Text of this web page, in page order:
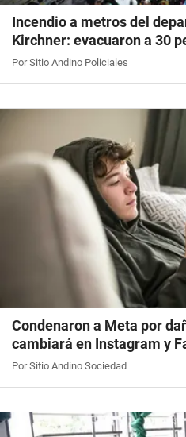
Incendio a metros del
Kirchner: evacuaron a 30
Por Sitio Andino Policiales
Condenaron a Meta por
cambiará en Instagram y
Por Sitio Andino Sociedad